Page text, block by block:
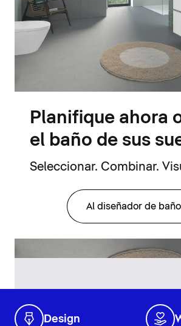
Planifique ahora
el baño de sus
Seleccionar. Combinar.
Al diseñador de
Design